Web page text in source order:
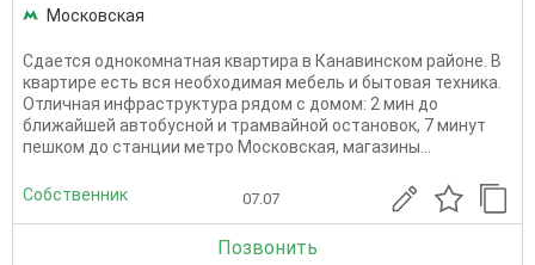
Московская
Сдается однокомнатная квартира в Канавинском районе. В
квартире есть вся необходимая мебель и бытовая техника.
Отличная инфраструктура рядом с домом: 2 мин до
ближайшей автобусной и трамвайной остановок, 7 минут
пешком до станции метро Московская, магазины...
Собственник 07.07
Позвонить